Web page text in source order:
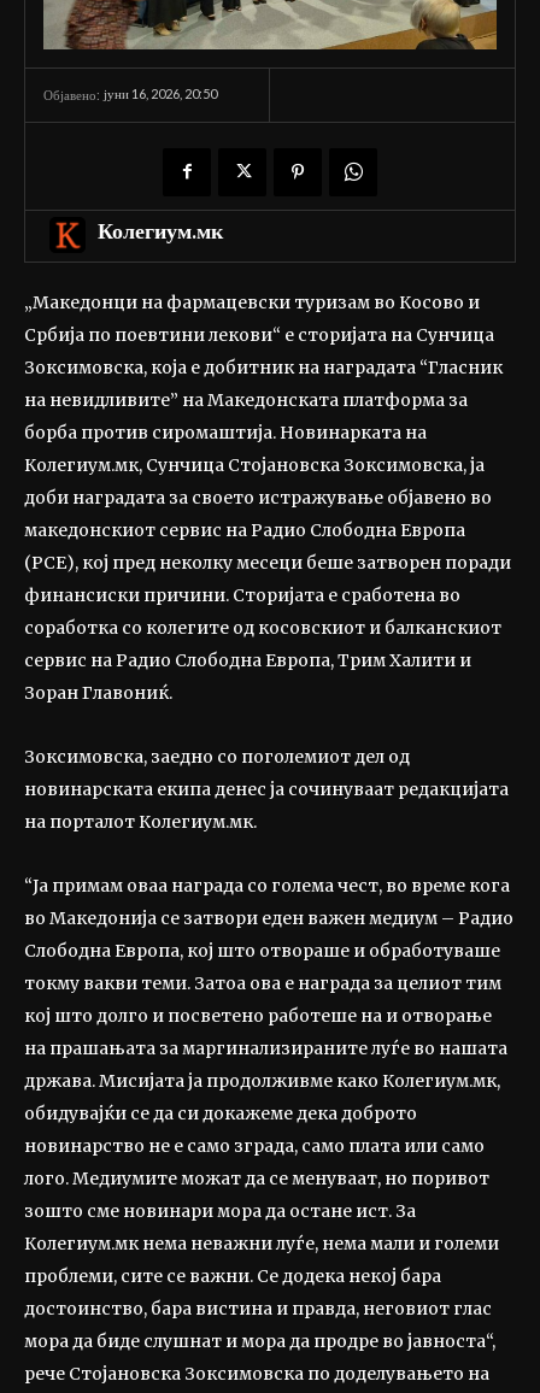
Објавено: јуни 16, 2026, 20:50
Колегиум.мк
„Македонци на фармацевски туризам во Косово и
Србија по поевтини лекови“ е сторијата на Сунчица
Зоксимовска, која е добитник на наградата “Гласник
на невидливите” на Македонската платформа за
борба против сиромаштија. Новинарката на
Колегиум.мк, Сунчица Стојановска Зоксимовска, ја
доби наградата за своето истражување објавено во
македонскиот сервис на Радио Слободна Европа
(РСЕ), кој пред неколку месеци беше затворен поради
финансиски причини. Сторијата е сработена во
соработка со колегите од косовскиот и балканскиот
сервис на Радио Слободна Европа, Трим Халити и
Зоран Главониќ.
Зоксимовска, заедно со поголемиот дел од
новинарската екипа денес ја сочинуваат редакцијата
на порталот Колегиум.мк.
“Ја примам оваа награда со голема чест, во време кога
во Македонија се затвори еден важен медиум – Радио
Слободна Европа, кој што отвораше и обработуваше
токму вакви теми. Затоа ова е награда за целиот тим
кој што долго и посветено работеше на и отворање
на прашањата за маргинализираните луѓе во нашата
држава. Мисијата ја продолживме како Колегиум.мк,
обидувајќи се да си докажеме дека доброто
новинарство не е само зграда, само плата или само
лого. Медиумите можат да се менуваат, но поривот
зошто сме новинари мора да остане ист. За
Колегиум.мк нема неважни луѓе, нема мали и големи
проблеми, сите се важни. Се додека некој бара
достоинство, бара вистина и правда, неговиот глас
мора да биде слушнат и мора да продре во јавноста“,
рече Стојановска Зоксимовска по доделувањето на